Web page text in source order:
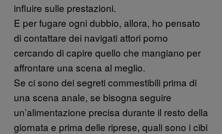
influire sulle prestazioni.
E per fugare ogni dubbio, allora, ho pensato
di contattare dei navigati attori porno
cercando di capire quello che mangiano per
affrontare una scena al meglio.
Se ci sono dei segreti commestibili prima di
una scena anale, se bisogna seguire
un’alimentazione precisa durante il resto della
giornata e prima delle riprese, quali sono i cibi